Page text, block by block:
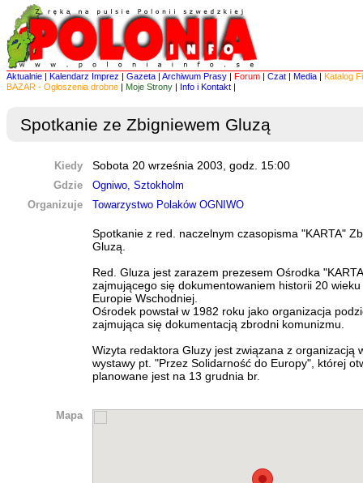
Aktualnie | Kalendarz Imprez | Gazeta | Archiwum Prasy | Forum | Czat | Media | Katalog
BAZAR - Ogłoszenia drobne | Moje Strony | Info i Kontakt |
Spotkanie ze Zbigniewem Gluzą
Kiedy
Sobota 20 września 2003, godz. 15:00
Gdzie
Ogniwo, Sztokholm
Organizuje
Towarzystwo Polaków OGNIWO
Spotkanie z red. naczelnym czasopisma "KARTA"
Gluzą.
Red. Gluza jest zarazem prezesem Ośrodka
zajmującego się dokumentowaniem historii 20 wieku
Europie Wschodniej.
Ośrodek powstał w 1982 roku jako organizacja
zajmująca się dokumentacją zbrodni komunizmu.
Wizyta redaktora Gluzy jest związana z organizacją
wystawy pt. "Przez Solidarność do Europy", której
planowane jest na 13 grudnia br.
Mapa